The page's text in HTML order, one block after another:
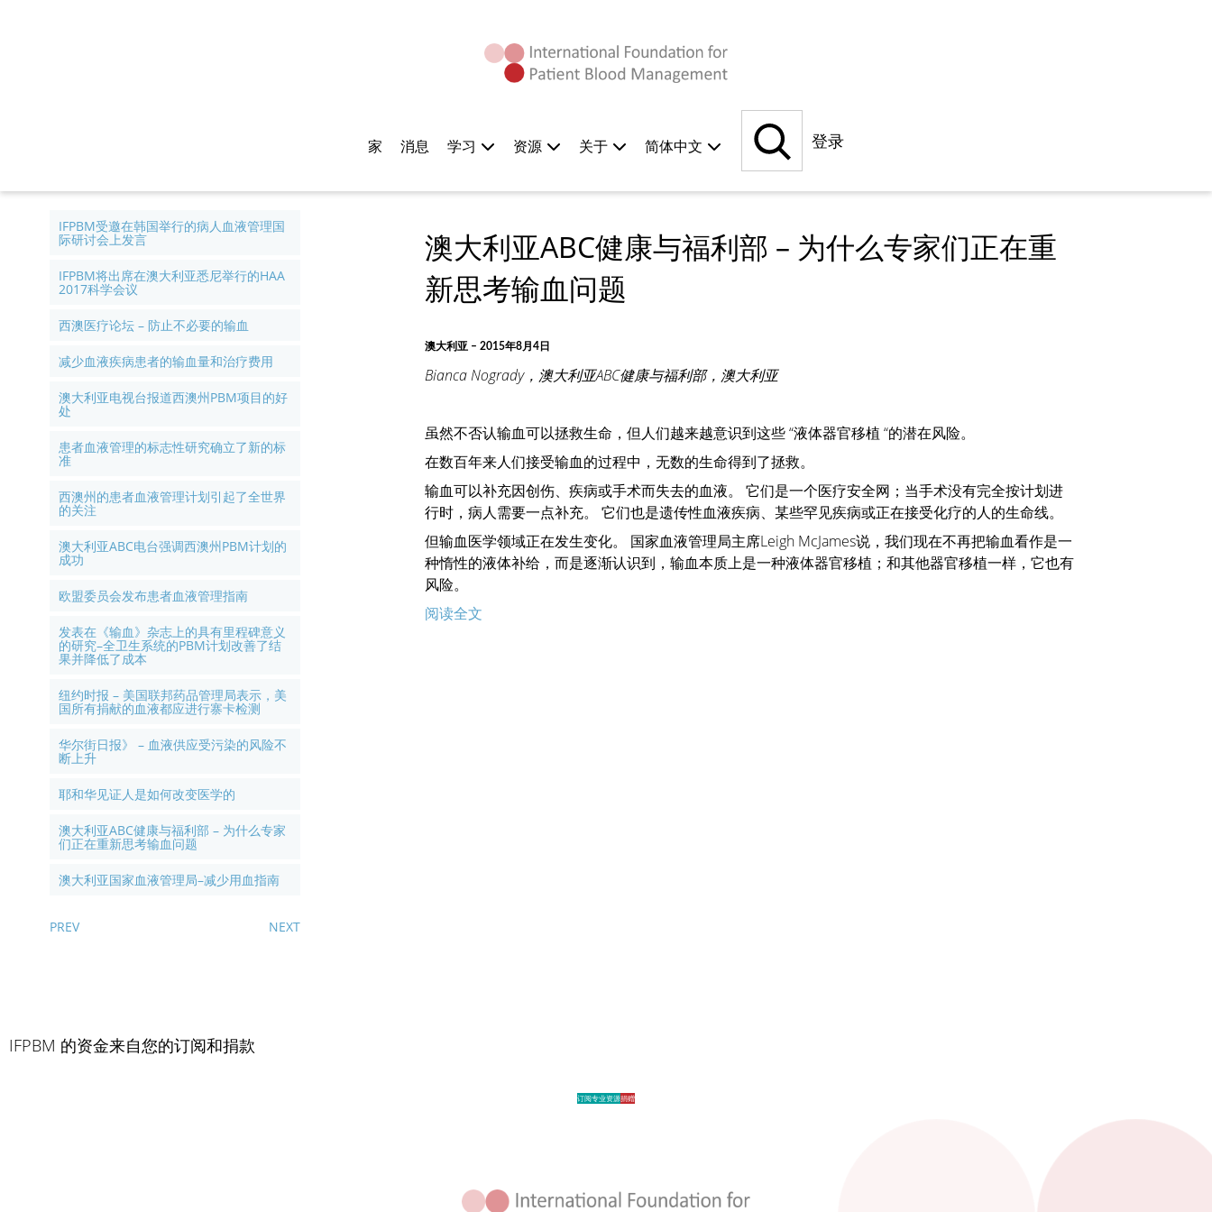
家 消息 学习 资源 关于 简体中文 登录
IFPBM受邀在韩国举行的病人血液管理国
际研讨会上发言
IFPBM将出席在澳大利亚悉尼举行的HAA
2017科学会议
西澳医疗论坛 – 防止不必要的输血
减少血液疾病患者的输血量和治疗费用
澳大利亚电视台报道西澳州PBM项目的好
处
患者血液管理的标志性研究确立了新的标
准
西澳州的患者血液管理计划引起了全世界
的关注
澳大利亚ABC电台强调西澳州PBM计划的
成功
欧盟委员会发布患者血液管理指南
发表在《输血》杂志上的具有里程碑意义
的研究–全卫生系统的PBM计划改善了结
果并降低了成本
纽约时报 – 美国联邦药品管理局表示，美
国所有捐献的血液都应进行寨卡检测
华尔街日报》 – 血液供应受污染的风险不
断上升
耶和华见证人是如何改变医学的
澳大利亚ABC健康与福利部 – 为什么专家
们正在重新思考输血问题
澳大利亚国家血液管理局–减少用血指南
PREV NEXT
澳大利亚ABC健康与福利部 – 为什么专家们正在重
新思考输血问题
澳大利亚 – 2015年8月4日
Bianca Nogrady，澳大利亚ABC健康与福利部，澳大利亚
虽然不否认输血可以拯救生命，但人们越来越意识到这些 “液体器官移植 “的潜在风险。
在数百年来人们接受输血的过程中，无数的生命得到了拯救。
输血可以补充因创伤、疾病或手术而失去的血液。 它们是一个医疗安全网；当手术没有完全按计划进
行时，病人需要一点补充。 它们也是遗传性血液疾病、某些罕见疾病或正在接受化疗的人的生命线。
但输血医学领域正在发生变化。 国家血液管理局主席Leigh McJames说，我们现在不再把输血看作是一
种惰性的液体补给，而是逐渐认识到，输血本质上是一种液体器官移植；和其他器官移植一样，它也有
风险。
阅读全文
IFPBM 的资金来自您的订阅和捐款
订阅专业资源捐赠